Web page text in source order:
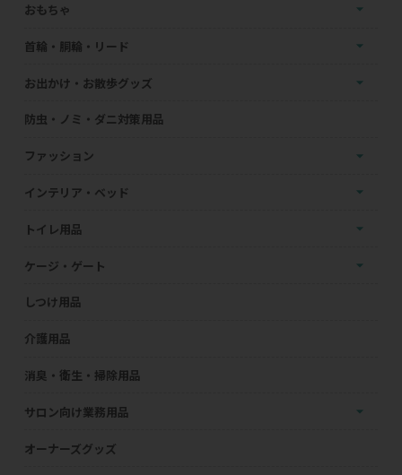
おもちゃ
首輪・胴輪・リード
お出かけ・お散歩グッズ
防虫・ノミ・ダニ対策用品
ファッション
インテリア・ベッド
トイレ用品
ケージ・ゲート
しつけ用品
介護用品
消臭・衛生・掃除用品
サロン向け業務用品
オーナーズグッズ